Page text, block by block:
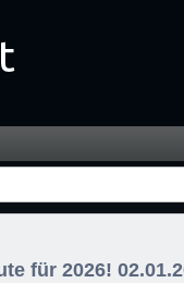
für 2026!